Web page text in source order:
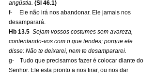
angústia. (Sl 46.1)
f-     Ele não irá nos abandonar. Ele jamais nos
desamparará.
Hb 13.5 Sejam vossos costumes sem avareza,
contentando-vos com o que tendes; porque ele
disse: Não te deixarei, nem te desampararei.
g-    Tudo que precisamos fazer é colocar diante do
Senhor. Ele esta pronto a nos tirar, ou nos dar